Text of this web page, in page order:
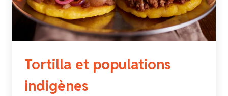
Tortilla et populations
indigènes